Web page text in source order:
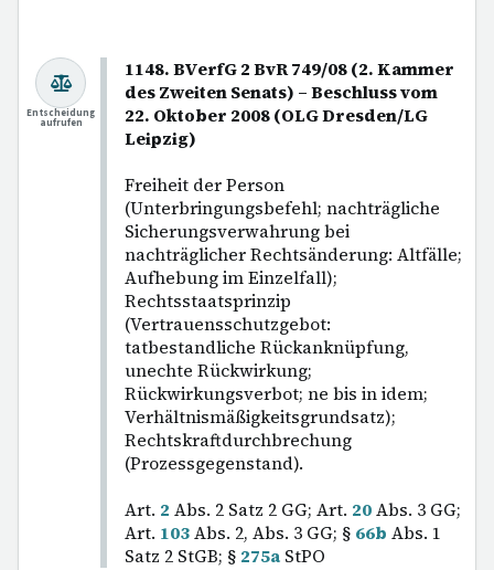
1148. BVerfG 2 BvR 749/08 (2. Kammer
des Zweiten Senats) – Beschluss vom
22. Oktober 2008 (OLG Dresden/LG
Leipzig)
Freiheit der Person
(Unterbringungsbefehl; nachträgliche
Sicherungsverwahrung bei
nachträglicher Rechtsänderung: Altfälle;
Aufhebung im Einzelfall);
Rechtsstaatsprinzip
(Vertrauensschutzgebot:
tatbestandliche Rückanknüpfung,
unechte Rückwirkung;
Rückwirkungsverbot; ne bis in idem;
Verhältnismäßigkeitsgrundsatz);
Rechtskraftdurchbrechung
(Prozessgegenstand).
Art. 2 Abs. 2 Satz 2 GG; Art. 20Abs. 3 GG;
Art. 103Abs. 2, Abs. 3 GG; § 66b Abs. 1
Satz 2 StGB; § 275a StPO
Entscheidung
aufrufen